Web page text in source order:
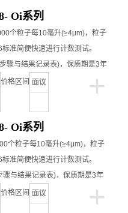
Oi系列
个粒子每10毫升(≥4μm)，粒子
标准简便快速进行计数测试。
骤与结果记录表)，保质期是3年
+
价格区间 面议
Oi系列
个粒子每10毫升(≥4μm)，粒子
标准简便快速进行计数测试。
骤与结果记录表)，保质期是3年
+
价格区间 面议